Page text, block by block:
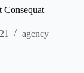
Consequat
agency